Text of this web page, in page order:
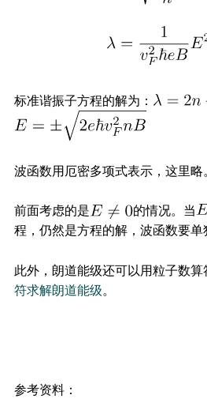
标准谐振子方程的解为：
波函数用厄密多项式表示，这里略
前面考虑的是 的情况。当
程，仍然是方程的解，波函数要单
此外，朗道能级还可以用粒子数算
符求解朗道能级。
参考资料：